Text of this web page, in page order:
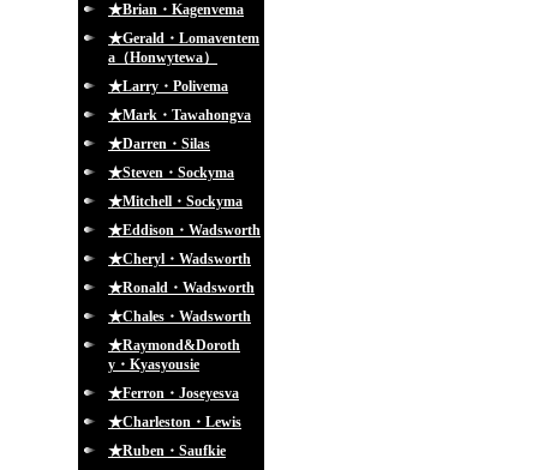
★Brian・Kagenvema
★Gerald・Lomaventem
a（Honwytewa）
★Larry・Polivema
★Mark・Tawahongva
★Darren・Silas
★Steven・Sockyma
★Mitchell・Sockyma
★Eddison・Wadsworth
★Cheryl・Wadsworth
★Ronald・Wadsworth
★Chales・Wadsworth
★Raymond&Doroth
y・Kyasyousie
★Ferron・Joseyesva
★Charleston・Lewis
★Ruben・Saufkie